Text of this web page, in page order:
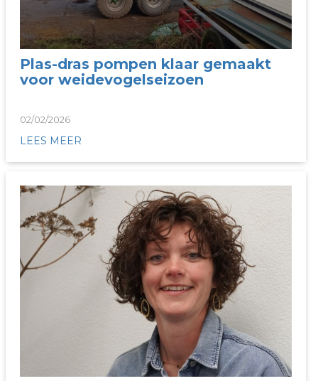
Plas-dras pompen klaar gemaakt
voor weidevogelseizoen
02/02/2026
LEES MEER